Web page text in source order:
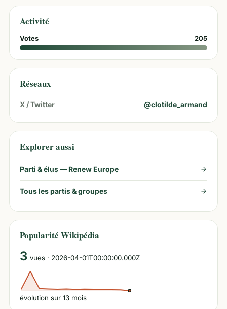
Activité
Votes 205
Réseaux
X / Twitter @clotilde_armand
Explorer aussi
Parti & élus — Renew Europe
Tous les partis & groupes
Popularité Wikipédia
3 vues · 2026-04-01T00:00:00.000Z
évolution sur 13 mois